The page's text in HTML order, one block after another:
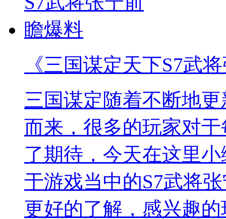
《三国谋定天下S7武
三国谋定随着不断地
而来，很多的玩家对
了期待，今天在这里
于游戏当中的S7武将
更好的了解，感兴趣